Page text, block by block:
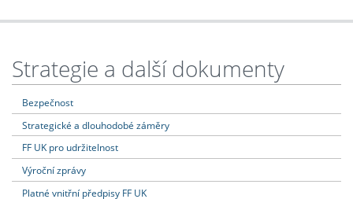
Strategie a další dokumenty
Bezpečnost
Strategické a dlouhodobé záměry
FF UK pro udržitelnost
Výroční zprávy
Platné vnitřní předpisy FF UK